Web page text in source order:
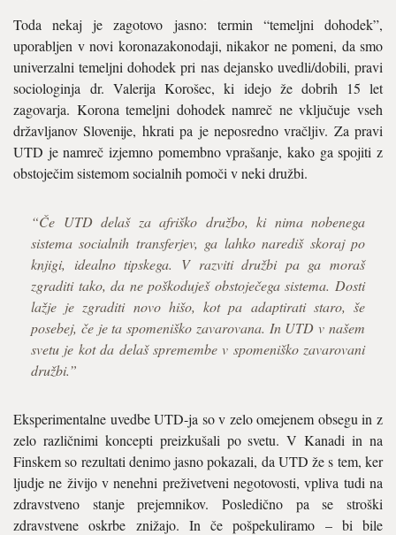
Toda nekaj je zagotovo jasno: termin “temeljni dohodek”,
uporabljen v novi koronazakonodaji, nikakor ne pomeni, da smo
univerzalni temeljni dohodek pri nas dejansko uvedli/dobili, pravi
sociologinja dr. Valerija Korošec, ki idejo že dobrih 15 let
zagovarja. Korona temeljni dohodek namreč ne vključuje vseh
državljanov Slovenije, hkrati pa je neposredno vračljiv. Za pravi
UTD je namreč izjemno pomembno vprašanje, kako ga spojiti z
obstoječim sistemom socialnih pomoči v neki družbi.
“Če UTD delaš za afriško družbo, ki nima nobenega
sistema socialnih transferjev, ga lahko narediš skoraj po
knjigi, idealno tipskega. V razviti družbi pa ga moraš
zgraditi tako, da ne poškoduješ obstoječega sistema. Dosti
lažje je zgraditi novo hišo, kot pa adaptirati staro, še
posebej, če je ta spomeniško zavarovana. In UTD v našem
svetu je kot da delaš spremembe v spomeniško zavarovani
družbi.”
Eksperimentalne uvedbe UTD-ja so v zelo omejenem obsegu in z
zelo različnimi koncepti preizkušali po svetu. V Kanadi in na
Finskem so rezultati denimo jasno pokazali, da UTD že s tem, ker
ljudje ne živijo v nenehni preživetveni negotovosti, vpliva tudi na
zdravstveno stanje prejemnikov. Posledično pa se stroški
zdravstvene oskrbe znižajo. In če pošpekuliramo – bi bile